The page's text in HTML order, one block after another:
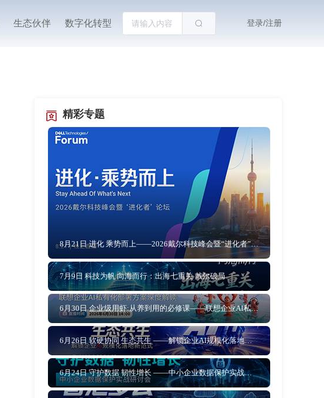
生态伙伴 数字化转型 登录/注册
精彩专题
8月21日 进化 乘势而上——2026戴尔科技峰会暨“进化者”论坛
7月9日 科技为帆 向海而行：出海七重关 戴尔破局
6月30日 企业级用虾:从养到用的必修课——联想企业AI私有化部署方案深度解读
6月26日 软硬协同 生态共生 ——解锁企业AI规模化落地新范式
6月24日 守护数据 韧性增长 ——中小企业数据保护实战研讨会